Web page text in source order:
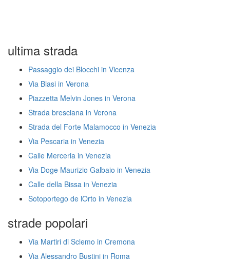
ultima strada
Passaggio dei Blocchi in Vicenza
Via Biasi in Verona
Piazzetta Melvin Jones in Verona
Strada bresciana in Verona
Strada del Forte Malamocco in Venezia
Via Pescaria in Venezia
Calle Merceria in Venezia
Via Doge Maurizio Galbaio in Venezia
Calle della Bissa in Venezia
Sotoportego de lOrto in Venezia
strade popolari
Via Martiri di Sclemo in Cremona
Via Alessandro Bustini in Roma